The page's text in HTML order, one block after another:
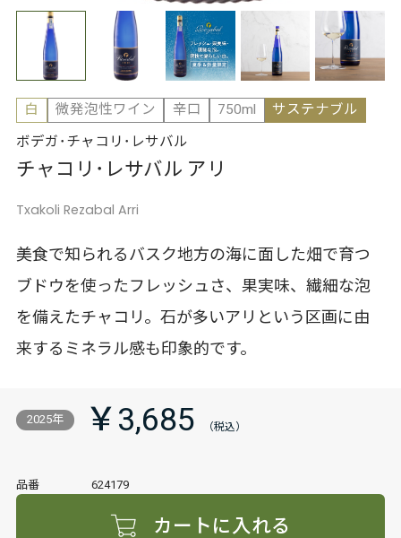
白 微発泡性ワイン 辛口 750ml
サステナブル
ボデガ･チャコリ･レサバル
チャコリ･レサバル アリ
Txakoli Rezabal Arri
美食で知られるバスク地方の海に面した畑で育つ
ブドウを使ったフレッシュさ、果実味、繊細な泡
を備えたチャコリ。石が多いアリという区画に由
来するミネラル感も印象的です。
2025年 ￥3,685
品番 624179
カートに入れる